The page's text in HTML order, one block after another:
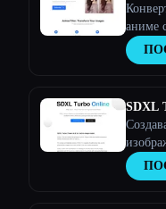
аниме
онлайн
SDXL